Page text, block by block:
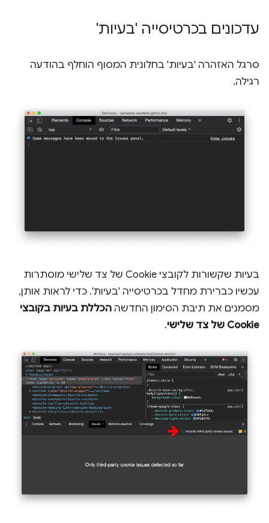
עדכונים בכרטיסייה 'בעיות'
סרגל האזהרה 'בעיות' בחלונית המסוף הוחלף בהודעה
רגילה.
בעיות שקשורות לקובצי Cookie של צד שלישי מוסתרות
עכשיו כברירת מחדל בכרטיסייה 'בעיות'. כדי לראות אותן,
מסמנים את תיבת הסימון החדשה הכללת בעיות בקובצי
Cookie של צד שלישי
.